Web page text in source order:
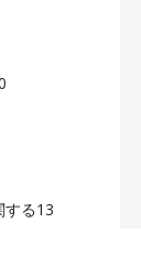
する13